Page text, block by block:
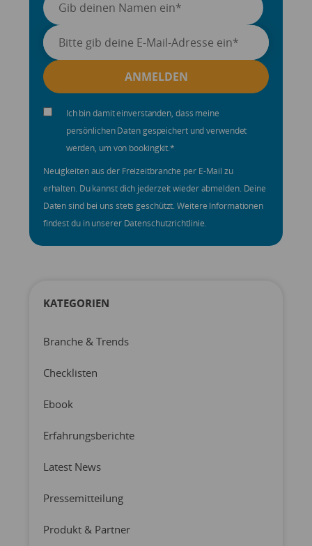
Ich bin damit einverstanden, dass meine
persönlichen Daten gespeichert und verwendet
werden, um von bookingkit.*
Neuigkeiten aus der Freizeitbranche per E-Mail zu
erhalten. Du kannst dich jederzeit wieder abmelden. Deine
Daten sind bei uns stets geschützt. Weitere Informationen
findest du in unserer Datenschutzrichtlinie.
KATEGORIEN
Branche & Trends
Checklisten
Ebook
Erfahrungsberichte
Latest News
Pressemitteilung
Produkt & Partner